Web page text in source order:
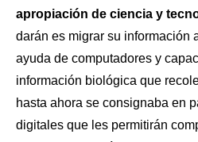
apropiación de ciencia y
darán es migrar su información
ayuda de computadores y
información biológica que
hasta ahora se consignaba en
digitales que les permitirán